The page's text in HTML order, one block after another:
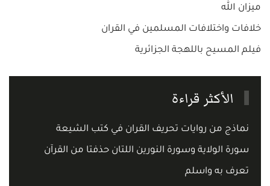
ميزان الله
خلافات واختلافات المسلمين في القران
فيلم المسيح باللهجة الجزائرية
الأكثر قراءة
نماذج من روايات تحريف القران في كتب الشيعة
سورة الولاية وسورة النورين اللتان حذفتا من القرآن
تعرف به واسلم